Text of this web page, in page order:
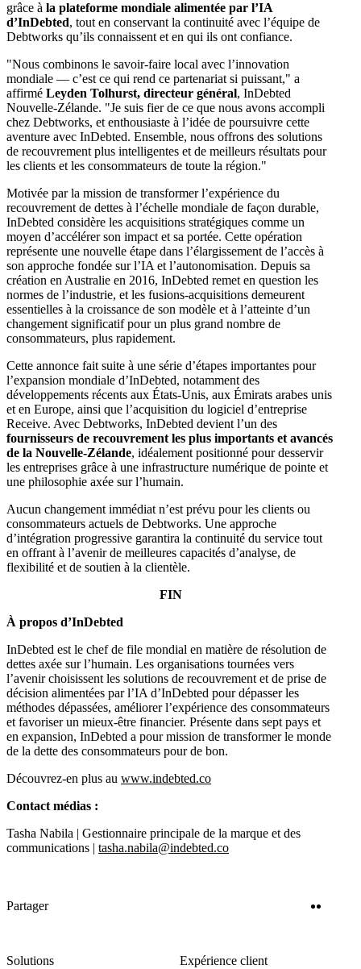
grâce à la plateforme mondiale alimentée par l’IA
d’InDebted, tout en conservant la continuité avec l’équipe de
Debtworks qu’ils connaissent et en qui ils ont confiance.
"Nous combinons le savoir-faire local avec l’innovation
mondiale — c’est ce qui rend ce partenariat si puissant," a
affirmé Leyden Tolhurst, directeur général, InDebted
Nouvelle-Zélande. "Je suis fier de ce que nous avons accompli
chez Debtworks, et enthousiaste à l’idée de poursuivre cette
aventure avec InDebted. Ensemble, nous offrons des solutions
de recouvrement plus intelligentes et de meilleurs résultats pour
les clients et les consommateurs de toute la région."
Motivée par la mission de transformer l’expérience du
recouvrement de dettes à l’échelle mondiale de façon durable,
InDebted considère les acquisitions stratégiques comme un
moyen d’accélérer son impact et sa portée. Cette opération
représente une nouvelle étape dans l’élargissement de l’accès à
son approche fondée sur l’IA et l’autonomisation. Depuis sa
création en Australie en 2016, InDebted remet en question les
normes de l’industrie, et les fusions-acquisitions demeurent
essentielles à la croissance de son modèle et à l’atteinte d’un
changement significatif pour un plus grand nombre de
consommateurs, plus rapidement.
Cette annonce fait suite à une série d’étapes importantes pour
l’expansion mondiale d’InDebted, notamment des
développements récents aux États-Unis, aux Émirats arabes unis
et en Europe, ainsi que l’acquisition du logiciel d’entreprise
Receive. Avec Debtworks, InDebted devient l’un des
fournisseurs de recouvrement les plus importants et avancés
de la Nouvelle-Zélande, idéalement positionné pour desservir
les entreprises grâce à une infrastructure numérique de pointe et
une philosophie axée sur l’humain.
Aucun changement immédiat n’est prévu pour les clients ou
consommateurs actuels de Debtworks. Une approche
d’intégration progressive garantira la continuité du service tout
en offrant à l’avenir de meilleures capacités d’analyse, de
flexibilité et de soutien à la clientèle.
FIN
À propos d’InDebted
InDebted est le chef de file mondial en matière de résolution de
dettes axée sur l’humain. Les organisations tournées vers
l’avenir choisissent les solutions de recouvrement et de prise de
décision alimentées par l’IA d’InDebted pour dépasser les
méthodes dépassées, améliorer l’expérience des consommateurs
et favoriser un mieux-être financier. Présente dans sept pays et
en expansion, InDebted a pour mission de transformer le monde
de la dette des consommateurs pour de bon.
Découvrez-en plus au www.indebted.co
Contact médias :
Tasha Nabila | Gestionnaire principale de la marque et des
communications | tasha.nabila@indebted.co
Partager
Solutions
Expérience client